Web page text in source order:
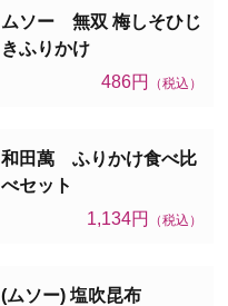
ムソー 無双 梅しそひじ
きふりかけ
486円
（税込）
和田萬 ふりかけ食べ比
べセット
1,134円
（税込）
(ムソー) 塩吹昆布